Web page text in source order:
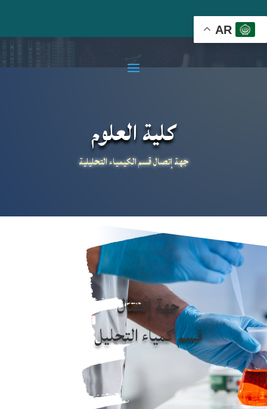
AR
كلية العلوم
جهة إتصال قسم الكيمياء التحليلية
جهة إتصال
قسم كمياء التحليل